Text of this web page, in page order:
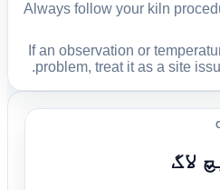
Always follow your kiln
If an observation or
problem, treat it as a site
لاگ